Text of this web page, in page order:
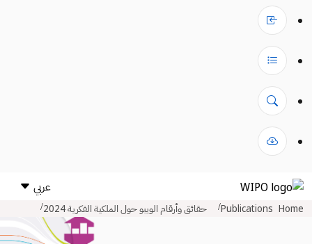
عربي
Home
Publications حقائق وأرقام الويبو حول الملكية الفكرية 2024